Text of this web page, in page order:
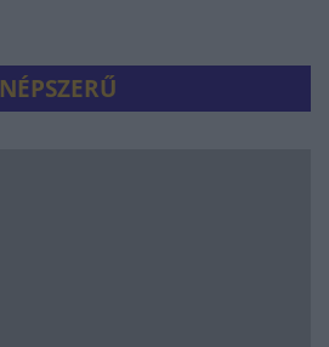
NÉPSZERŰ